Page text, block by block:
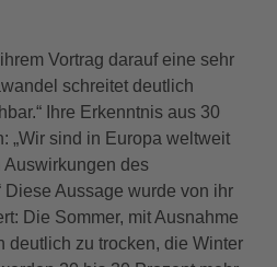
Vortrag darauf eine sehr
schreitet deutlich
Ihre Erkenntnis aus 30
„Wir sind in Europa weltweit
Auswirkungen des
Diese Aussage wurde von ihr
Die Sommer, mit Ausnahme
deutlich zu trocken, die Winter